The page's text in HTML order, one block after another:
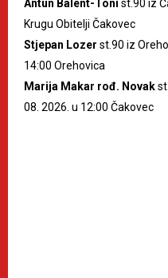
Antun Balent-Toni st.90 iz
Krugu Obitelji Čakovec
Stjepan Lozer st.90 iz
14:00 Orehovica
Marija Makar rođ. Novak
08. 2026. u 12:00 Čakovec